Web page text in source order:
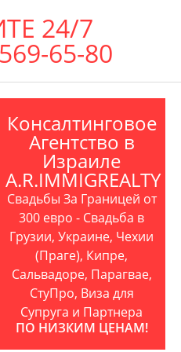
24/7
65-80
Консалтинговое
Агентство в
Израиле
A.R.IMMIGREALTY
Свадьбы За Границей от
300 евро - Свадьба в
Грузии, Украине, Чехии
(Праге), Кипре,
Сальвадоре, Парагвае,
СтуПро, Виза для
Супруга и Партнера
ПО НИЗКИМ ЦЕНАМ!